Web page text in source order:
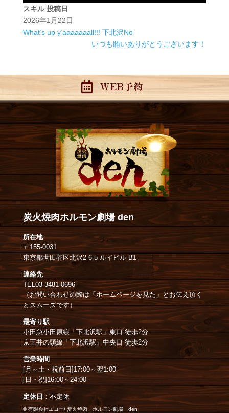
スキル 投稿日
2026年1月22日
What’s up y’aaaaaaall!!! 下北沢No
いつも賄いありがとうございます！
 WEB予約
炭火焼肉ホルモン劇場 den
所在地
〒 155-0031
東京都世田谷区北沢2-6-5 ルイビル B1
連絡先
TEL03-3481-0696
（お問い合わせの際は「ホームページを見た」とお伝え頂く
とスムーズです）
最寄り駅
小田急小田原線「下北沢駅」東口 徒歩2分
京王井の頭線「下北沢駅」 中央口 徒歩2分
営業時間
[月～土・祝前日]17:00～翌1:00
[日・祝]16:00～24:00
定休日 ：不定休
© 有限会社エコー/ 炭火焼肉 ホルモン劇場 den